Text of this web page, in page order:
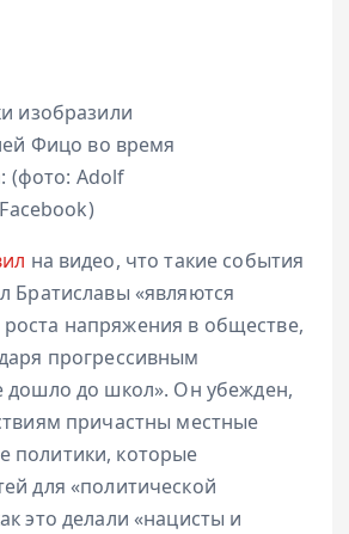
изобразили
Фицо во время
(фото: Adolf
на видео, что такие события
Братиславы «являются
напряжения в обществе,
прогрессивным
дошло до школ». Он убежден,
причастны местные
политики, которые
для «политической
это делали «нацисты и